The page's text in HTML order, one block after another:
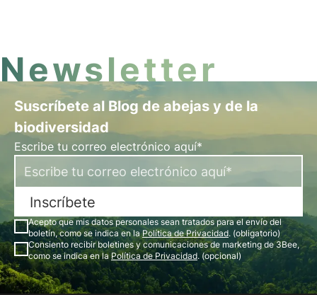
Newsletter
Suscríbete al Blog de abejas y de la
biodiversidad
Escribe tu correo electrónico aquí*
Inscríbete
Acepto que mis datos personales sean tratados para el envío del
boletín, como se indica en laPolítica de Privacidad. (obligatorio)
Consiento recibir boletines y comunicaciones de marketing de 3Bee,
como se indica en laPolítica de Privacidad. (opcional)